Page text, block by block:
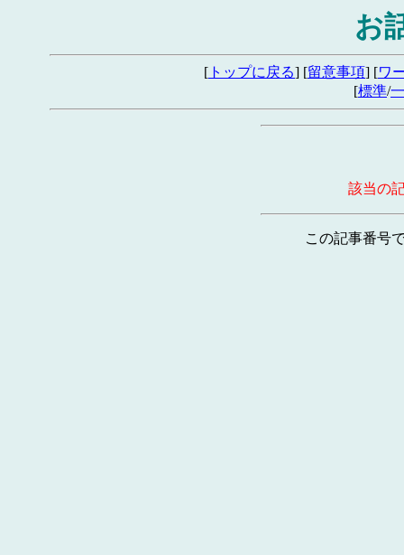
お
[ トップに戻る] [留意事項] [ワ
[標準/
該当の
この記事番号